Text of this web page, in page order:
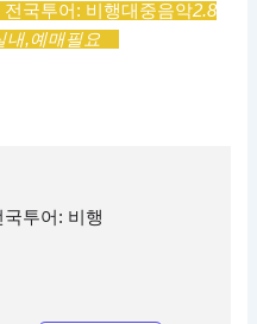
국투어: 비행대중음악2.8
내,예매필요
투어: 비행